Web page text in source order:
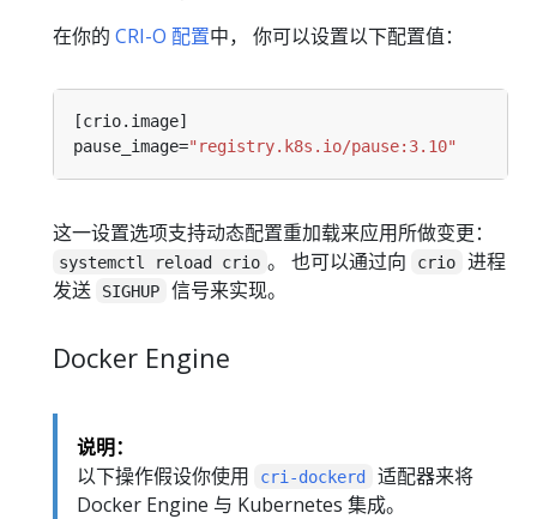
在你的 CRI-O 配置中， 你可以设置以下配置值：
pause_image="registry.k8s.io/pause:3.10"
这一设置选项支持动态配置重加载来应用所做变更：
systemctl reload crio 。 也可以通过向 crio
进程
发送
SIGHUP 信号来实现。
Docker Engine
说明：
以下操作假设你使用
cri-dockerd
适配器来将
Docker Engine 与 Kubernetes 集成。